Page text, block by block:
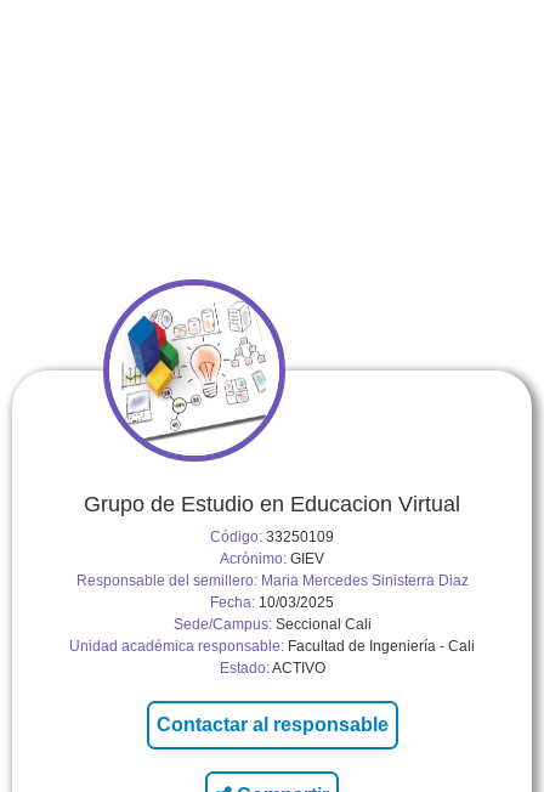
Grupo de Estudio en Educacion Virtual
Código: 33250109
Acrónimo: GIEV
Responsable del semillero: Maria Mercedes Sinisterra Diaz
Fecha: 10/03/2025
Sede/Campus:Seccional Cali
Unidad académica responsable: Facultad de Ingeniería - Cali
Estado:ACTIVO